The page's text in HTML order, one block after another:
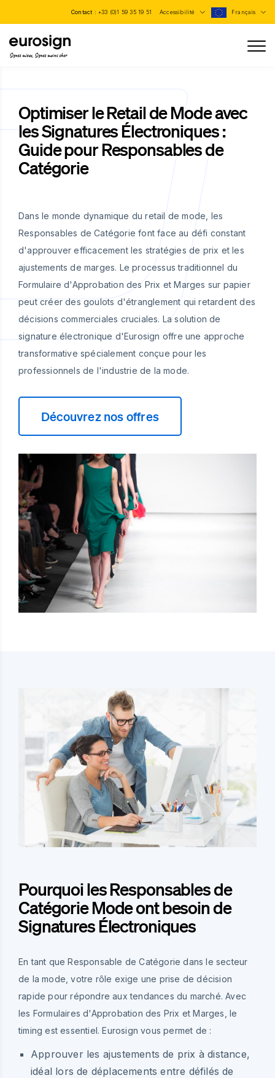
Contact : +33 (0)1 59 35 19 51 Accessibilité Français
Signez mieux, Signez moins cher
Optimiser le Retail de Mode avec
les Signatures Électroniques :
Guide pour Responsables de
Catégorie
Dans le monde dynamique du retail de mode, les
Responsables de Catégorie font face au défi constant
d'approuver efficacement les stratégies de prix et les
ajustements de marges. Le processus traditionnel du
Formulaire d'Approbation des Prix et Marges sur papier
peut créer des goulots d'étranglement qui retardent des
décisions commerciales cruciales. La solution de
signature électronique d'Eurosign offre une approche
transformative spécialement conçue pour les
professionnels de l'industrie de la mode.
Découvrez nos offres
Pourquoi les Responsables de
Catégorie Mode ont besoin de
Signatures Électroniques
En tant que Responsable de Catégorie dans le secteur
de la mode, votre rôle exige une prise de décision
rapide pour répondre aux tendances du marché. Avec
les Formulaires d'Approbation des Prix et Marges, le
timing est essentiel. Eurosign vous permet de :
Approuver les ajustements de prix à distance,
idéal lors de déplacements entre défilés de